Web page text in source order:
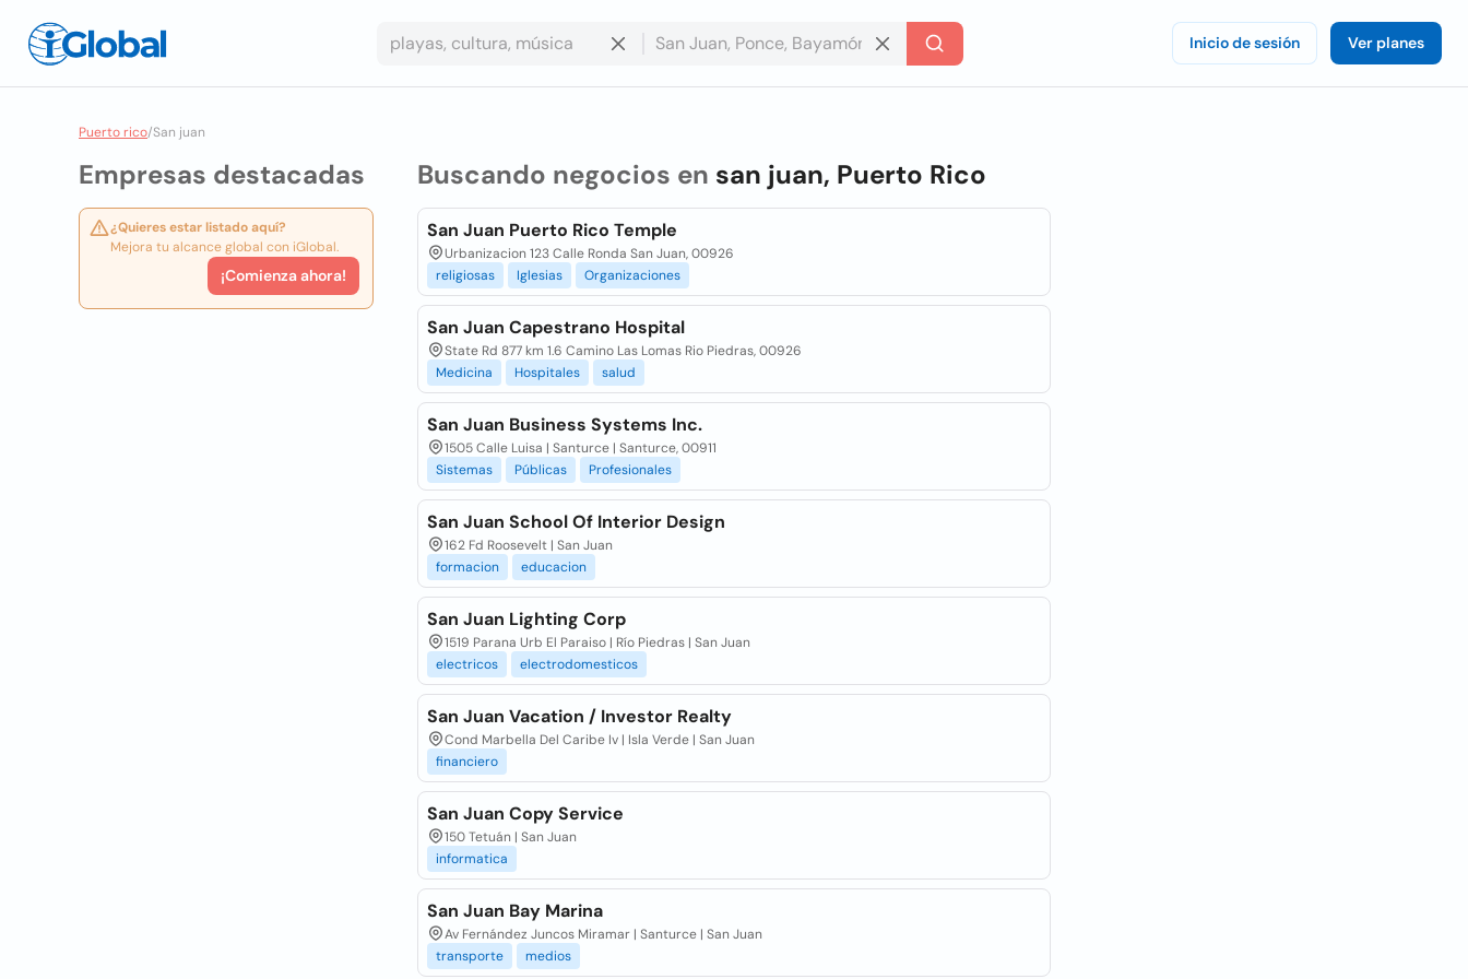
Inicio de sesión Ver planes
Puerto rico/San juan
Empresas destacadas
¿Quieres estar listado aquí?
Mejora tu alcance global con iGlobal.
¡Comienza ahora!
Buscando negocios en san juan, Puerto Rico
San Juan Puerto Rico Temple
Urbanizacion 123 Calle Ronda San Juan, 00926
religiosas
Iglesias Organizaciones
San Juan Capestrano Hospital
State Rd 877 km 1.6 Camino Las Lomas Rio Piedras, 00926
Medicina
Hospitales salud
San Juan Business Systems Inc.
1505 Calle Luisa | Santurce | Santurce, 00911
Sistemas
Públicas Profesionales
San Juan School Of Interior Design
162 Fd Roosevelt | San Juan
formacion
educacion
San Juan Lighting Corp
1519 Parana Urb El Paraiso | Río Piedras | San Juan
electricos
electrodomesticos
San Juan Vacation / Investor Realty
Cond Marbella Del Caribe Iv | Isla Verde | San Juan
financiero
San Juan Copy Service
150 Tetuán | San Juan
informatica
San Juan Bay Marina
Av Fernández Juncos Miramar | Santurce | San Juan
transporte
medios